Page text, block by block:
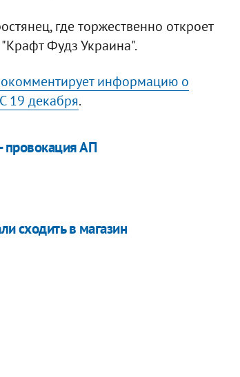
где торжественно откроет
Фудз Украина".
информацию о
19 декабря.
провокация АП
сходить в магазин